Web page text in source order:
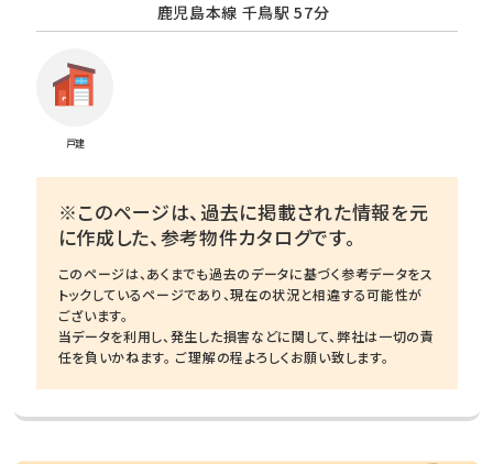
鹿児島本線 千鳥駅 57分
戸建
※このページは、過去に掲載された情報を元
に作成した、参考物件カタログです。
このページは、あくまでも過去のデータに基づく参考データをス
トックしているページであり、現在の状況と相違する可能性が
ございます。
当データを利用し、発生した損害などに関して、弊社は一切の責
任を負いかねます。 ご理解の程よろしくお願い致します。